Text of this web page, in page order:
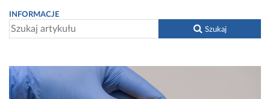
INFORMACJE
Szukaj